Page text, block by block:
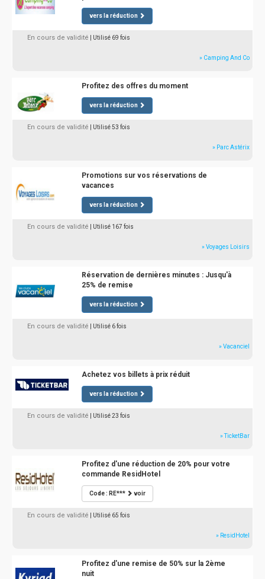
vers la réduction
En cours de validité | Utilisé 69 fois
» Camping And Co
Profitez des offres du moment
vers la réduction
En cours de validité | Utilisé 53 fois
» Parc Astérix
Promotions sur vos réservations de
vacances
vers la réduction
En cours de validité | Utilisé 167 fois
» Voyages Loisirs
Réservation de dernières minutes : Jusqu'à
25% de remise
vers la réduction
En cours de validité | Utilisé 6 fois
» Vacanciel
Achetez vos billets à prix réduit
vers la réduction
En cours de validité | Utilisé 23 fois
» TicketBar
Profitez d'une réduction de 20% pour votre
commande ResidHotel
Code : RE*** voir
En cours de validité | Utilisé 65 fois
» ResidHotel
Profitez d'une remise de 50% sur la 2ème
nuit